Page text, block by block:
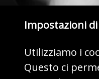
MOSTRATE IL
Impostazioni
Utilizziamo i
Questo ci